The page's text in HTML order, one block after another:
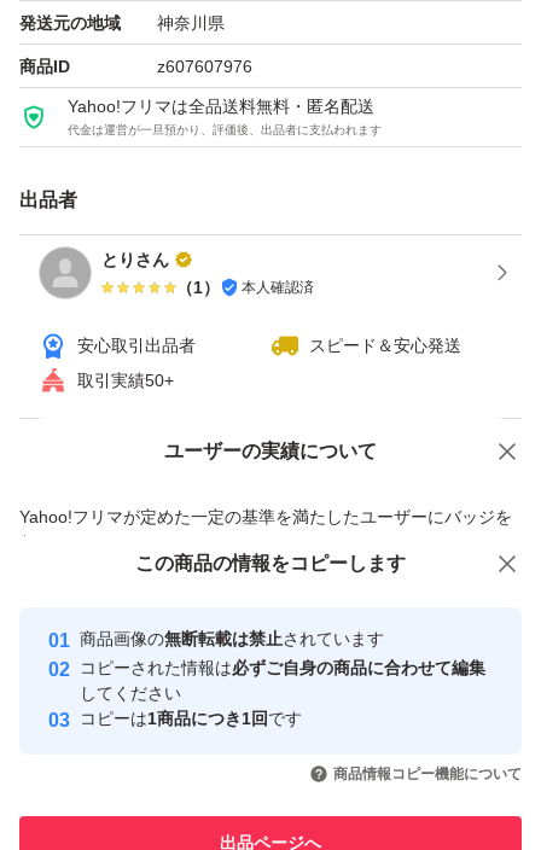
発送元の地域 神奈川県
商品ID z607607976
Yahoo!フリマは全品送料無料・匿名配送
代金は運営が一旦預かり、評価後、出品者に支払われます
出品者
とりさん
（1） 本人確認済
安心取引出品者
スピード＆安心発送
取引実績50+
ユーザーの実績について
Yahoo!フリマが定めた一定の基準を満たしたユーザーにバッジを
付与しています
安心取引出品者
心・安全なユーザーです
取引実績
引を完了させた実績があります
価格の相談 商品への質問
この商品の情報をコピーします
商品画像の無断転載は禁止されています
コピーされた情報は必ずご自身の商品に合わせて編集
してください
コピーは1商品につき1回です
商品情報コピー機能について
出品ページへ
この商品をみている人にオススメ